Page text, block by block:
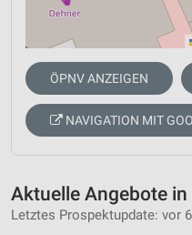
ÖPNV ANZEIGEN
NAVIGATION MIT
Aktuelle Angebote in
Letztes Prospektupdate: vor